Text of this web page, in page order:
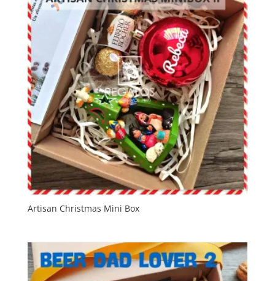
Artisan Christmas Mini Box